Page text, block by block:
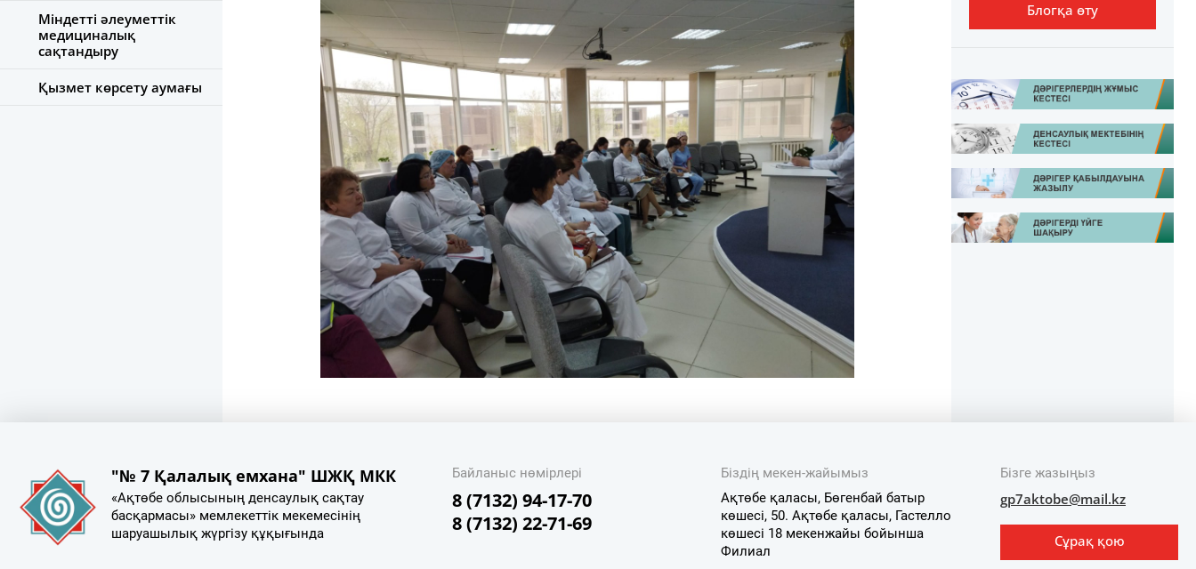
Міндетті әлеуметтік
медициналық
сақтандыру
Қызмет көрсету аумағы
Блогқа өту
"№ 7 Қалалық емхана" ШЖҚ МКК
«Ақтөбе облысының денсаулық сақтау
басқармасы» мемлекеттік мекемесінің
шаруашылық жүргізу құқығында
Байланыс нөмірлері
8 (7132) 94-17-70
8 (7132) 22-71-69
Біздің мекен-жайымыз
Ақтөбе қаласы, Бөгенбай батыр
көшесі, 50. Ақтөбе қаласы, Гастелло
көшесі 18 мекенжайы бойынша
Филиал
Бізге жазыңыз
gp7aktobe@mail.kz
Сұрақ қою